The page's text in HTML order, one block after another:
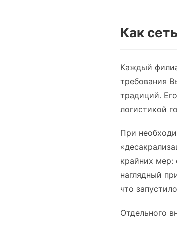
Как
Каждый
требования
традиций.
логистикой
При
крайних мер:
наглядный
что
Отдельного